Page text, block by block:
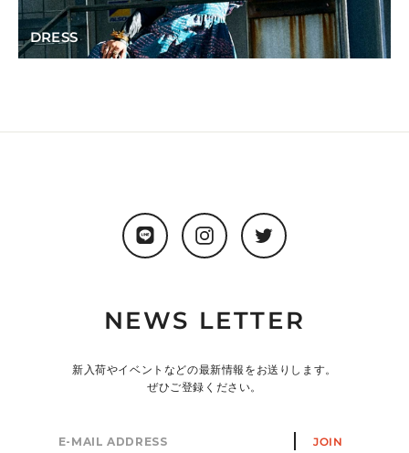
DRESS
LINE InstagramTwitter
NEWS LETTER
新入荷やイベントなどの最新情報をお送りします。
ぜひご登録ください。
JOIN